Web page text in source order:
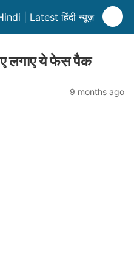
| Latest हिंदी न्यूज़
लगाए ये फेस पैक
9 months ago